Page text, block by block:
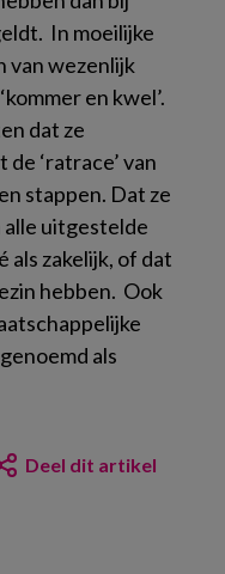
In moeilijke
van wezenlijk
en kwel’.
dat ze
‘ratrace’ van
stappen. Dat ze
alle uitgestelde
als zakelijk, of dat
hebben. Ook
als
Deel dit artikel